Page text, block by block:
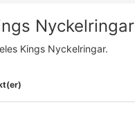
Nyckelringar
Kings Nyckelringar.